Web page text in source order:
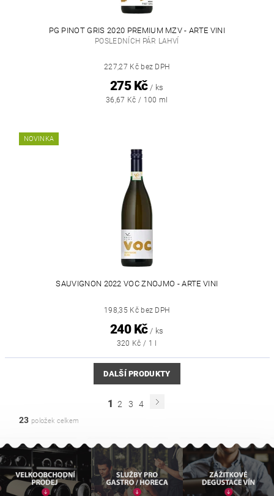
PG PINOT GRIS 2020 PREMIUM MZV - ARTE VINI
POSLEDNÍCH PÁR LAHVÍ
227,27 Kč bez DPH
275 Kč / ks
36,67 Kč / 100 ml
NOVINKA
SAUVIGNON 2022 VOC ZNOJMO - ARTE VINI
198,35 Kč bez DPH
240 Kč / ks
320 Kč / 1 l
DALŠÍ PRODUKTY
1 2 3
4
23 položek celkem